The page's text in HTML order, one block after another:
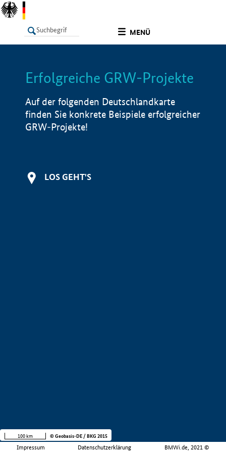
MENÜ
LISTE Info
Erfolgreiche GRW-Projekte
Auf der folgenden Deutschlandkarte
finden Sie konkrete Beispiele erfolgreicher
GRW-Projekte!
LOS GEHT'S
Impressum Datenschutzerklärung BMWi.de, 2021 ©
100 km © Geobasis-DE / BKG 2015